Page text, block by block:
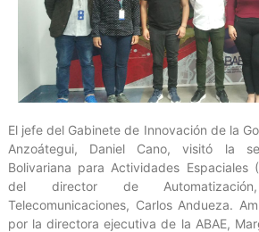
El jefe del Gabinete de Innovación de la
Anzoátegui, Daniel Cano, visitó la
Bolivariana para Actividades Espaciales
del director de
Telecomunicaciones, Carlos Andueza.
por la directora ejecutiva de la ABAE,